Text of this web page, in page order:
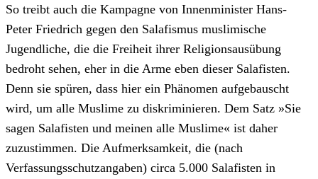
So treibt auch die Kampagne von Innenminister Hans-
Peter Friedrich gegen den Salafismus muslimische
Jugendliche, die die Freiheit ihrer Religionsausübung
bedroht sehen, eher in die Arme eben dieser Salafisten.
Denn sie spüren, dass hier ein Phänomen aufgebauscht
wird, um alle Muslime zu diskriminieren. Dem Satz »Sie
sagen Salafisten und meinen alle Muslime« ist daher
zuzustimmen. Die Aufmerksamkeit, die (nach
Verfassungsschutzangaben) circa 5.000 Salafisten in